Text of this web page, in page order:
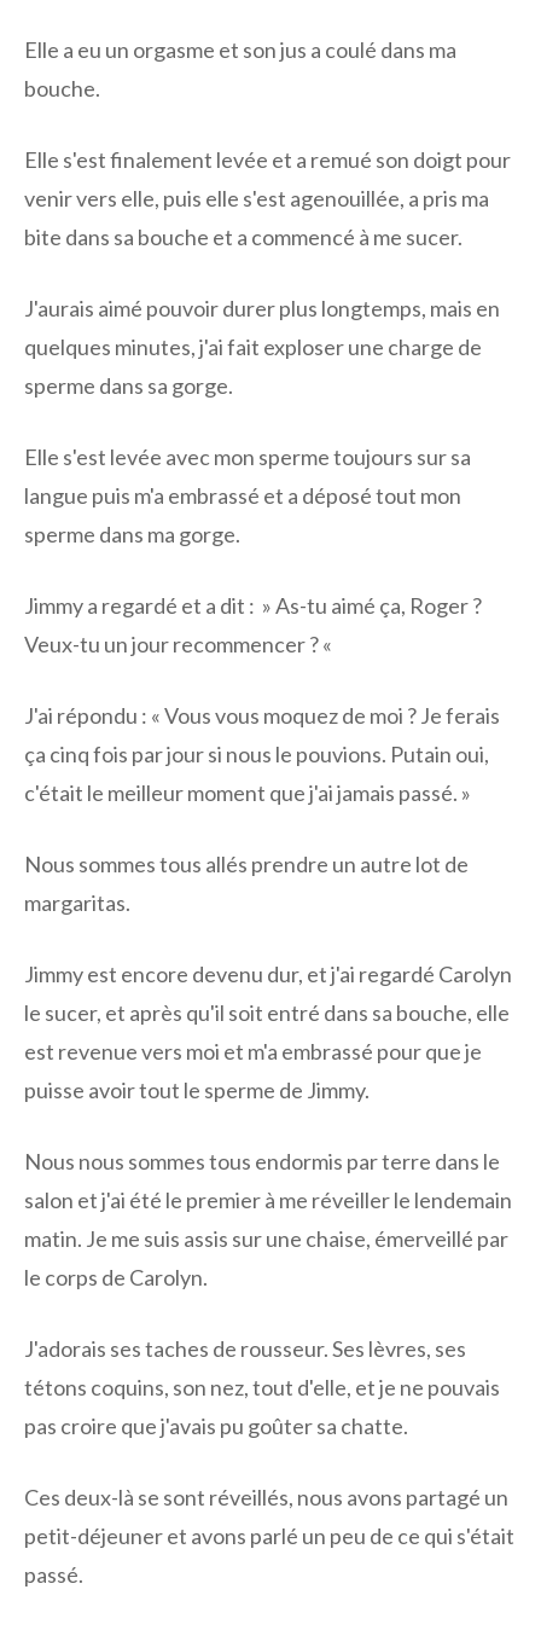
Elle a eu un orgasme et son jus a coulé dans ma
bouche.
Elle s'est finalement levée et a remué son doigt pour
venir vers elle, puis elle s'est agenouillée, a pris ma
bite dans sa bouche et a commencé à me sucer.
J'aurais aimé pouvoir durer plus longtemps, mais en
quelques minutes, j'ai fait exploser une charge de
sperme dans sa gorge.
Elle s'est levée avec mon sperme toujours sur sa
langue puis m'a embrassé et a déposé tout mon
sperme dans ma gorge.
Jimmy a regardé et a dit : » As-tu aimé ça, Roger ?
Veux-tu un jour recommencer ? «
J'ai répondu : « Vous vous moquez de moi ? Je ferais
ça cinq fois par jour si nous le pouvions. Putain oui,
c'était le meilleur moment que j'ai jamais passé. »
Nous sommes tous allés prendre un autre lot de
margaritas.
Jimmy est encore devenu dur, et j'ai regardé Carolyn
le sucer, et après qu'il soit entré dans sa bouche, elle
est revenue vers moi et m'a embrassé pour que je
puisse avoir tout le sperme de Jimmy.
Nous nous sommes tous endormis par terre dans le
salon et j'ai été le premier à me réveiller le lendemain
matin. Je me suis assis sur une chaise, émerveillé par
le corps de Carolyn.
J'adorais ses taches de rousseur. Ses lèvres, ses
tétons coquins, son nez, tout d'elle, et je ne pouvais
pas croire que j'avais pu goûter sa chatte.
Ces deux-là se sont réveillés, nous avons partagé un
petit-déjeuner et avons parlé un peu de ce qui s'était
passé.